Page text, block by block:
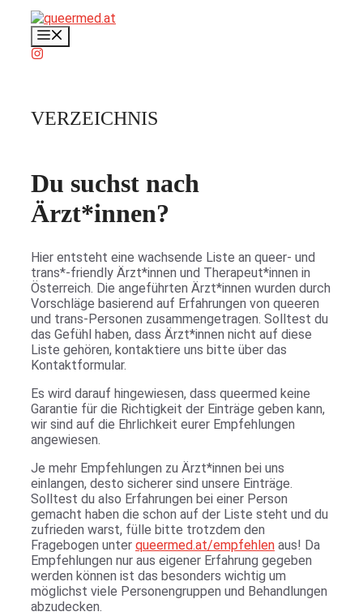
Inhalt
springen
VERZEICHNIS
Du suchst nach
Ärzt*innen?
Hier entsteht eine wachsende Liste an queer- und
trans*-friendly Ärzt*innen und Therapeut*innen in
Österreich. Die angeführten Ärzt*innen wurden durch
Vorschläge basierend auf Erfahrungen von queeren
und trans-Personen zusammengetragen. Solltest du
das Gefühl haben, dass Ärzt*innen nicht auf diese
Liste gehören, kontaktiere uns bitte über das
Kontaktformular.
Es wird darauf hingewiesen, dass queermed keine
Garantie für die Richtigkeit der Einträge geben kann,
wir sind auf die Ehrlichkeit eurer Empfehlungen
angewiesen.
Je mehr Empfehlungen zu Ärzt*innen bei uns
einlangen, desto sicherer sind unsere Einträge.
Solltest du also Erfahrungen bei einer Person
gemacht haben die schon auf der Liste steht und du
zufrieden warst, fülle bitte trotzdem den
Fragebogen unter queermed.at/empfehlen aus! Da
Empfehlungen nur aus eigener Erfahrung gegeben
werden können ist das besonders wichtig um
möglichst viele Personengruppen und Behandlungen
abzudecken.